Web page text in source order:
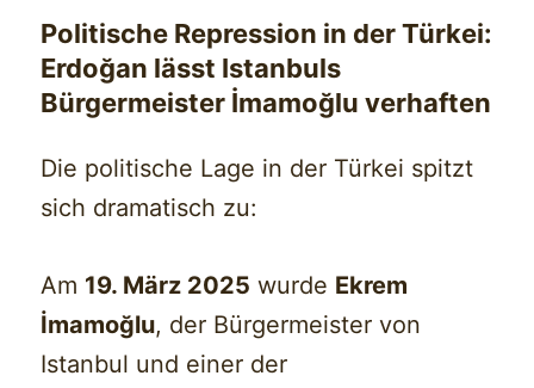
Politische Repression in der Türkei:
Erdoğan lässt Istanbuls
Bürgermeister İmamoğlu verhaften
Die politische Lage in der Türkei spitzt
sich dramatisch zu:
Am 19. März 2025 wurde Ekrem
İmamoğlu, der Bürgermeister von
Istanbul und einer der